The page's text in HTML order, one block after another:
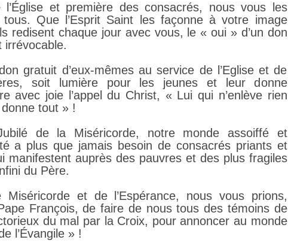
l’Église et première des consacrés, nous vous les
tous. Que l’Esprit Saint les façonne à votre image
redisent chaque jour avec vous, le « oui » d’un don
irrévocable.
gratuit d’eux-mêmes au service de l’Eglise et de
soit lumière pour les jeunes et leur donne
avec joie l’appel du Christ, « Lui qui n’enlève rien
tout » !
de la Miséricorde, notre monde assoiffé et
a plus que jamais besoin de consacrés priants et
manifestent auprès des pauvres et des plus fragiles
du Père.
Miséricorde et de l’Espérance, nous vous prions,
François, de faire de nous tous des témoins de
du mal par la Croix, pour annoncer au monde
l’Évangile » !